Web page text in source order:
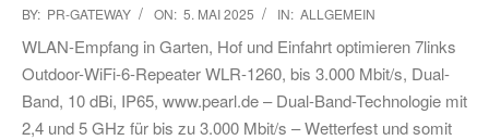
2025-
05-
05
BY: PR-GATEWAY ON: 5. MAI 2025 IN: ALLGEMEIN
WLAN-Empfang in Garten, Hof und Einfahrt optimieren 7links
Outdoor-WiFi-6-Repeater WLR-1260, bis 3.000 Mbit/s, Dual-
Band, 10 dBi, IP65, www.pearl.de – Dual-Band-Technologie mit
2,4 und 5 GHz für bis zu 3.000 Mbit/s – Wetterfest und somit